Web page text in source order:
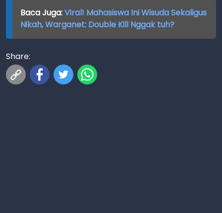
Baca Juga:Viral! Mahasiswa Ini Wisuda Sekaligus
Nikah, Warganet: Double Kill Nggak tuh?
Share: